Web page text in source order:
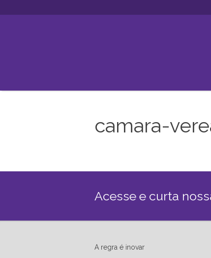
camara-
Acesse e curta
A regra é inovar